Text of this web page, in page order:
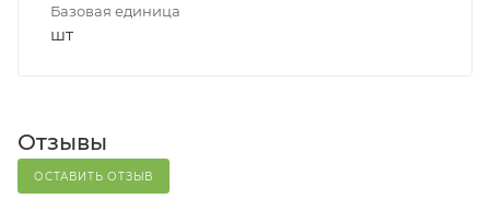
Базовая единица
шт
Отзывы
ОСТАВИТЬ ОТЗЫВ